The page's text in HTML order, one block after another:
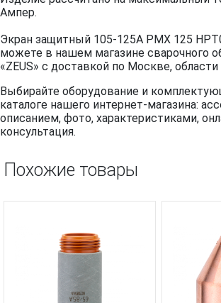
Ампер.
Экран защитный 105-125A PMX 125
можете в нашем магазине сварочного
«ZEUS» с доставкой по Москве,
Выбирайте оборудование и
каталоге нашего интернет-магазина:
описанием, фото, характеристиками,
консультация.
Похожие товары